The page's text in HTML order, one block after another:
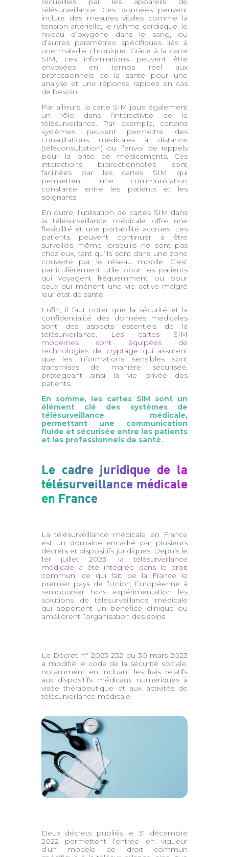
télésurveillance. Ces données peuvent
inclure des mesures vitales comme la
tension artérielle, le rythme cardiaque, le
niveau d’oxygène dans le sang, ou
d’autres paramètres spécifiques liés à
une maladie chronique. Grâce à la carte
SIM, ces informations peuvent être
envoyées en temps réel aux
professionnels de la santé pour une
analyse et une réponse rapides en cas
de besoin.
Par ailleurs, la carte SIM joue également
un rôle dans l’interactivité de la
télésurveillance. Par exemple, certains
systèmes peuvent permettre des
consultations médicales à distance
(téléconsultation) ou l’envoi de rappels
pour la prise de médicaments. Ces
interactions bidirectionnelles sont
facilitées par les cartes SIM qui
permettent une communication
constante entre les patients et les
soignants.
En outre, l’utilisation de cartes SIM dans
la télésurveillance médicale offre une
flexibilité et une portabilité accrues. Les
patients peuvent continuer à être
surveillés même lorsqu’ils ne sont pas
chez eux, tant qu’ils sont dans une zone
couverte par le réseau mobile. C’est
particulièrement utile pour les patients
qui voyagent fréquemment ou pour
ceux qui mènent une vie active malgré
leur état de santé.
Enfin, il faut noter que la sécurité et la
confidentialité des données médicales
sont des aspects essentiels de la
télésurveillance. Les cartes SIM
modernes sont équipées de
technologies de cryptage qui assurent
que les informations sensibles sont
transmises de manière sécurisée,
protégeant ainsi la vie privée des
patients.
En somme, les cartes SIM sont un
élément clé des systèmes de
télésurveillance médicale,
permettant une communication
fluide et sécurisée entre les patients
et les professionnels de santé.
Le cadre juridique de la
télésurveillance médicale
en France
La télésurveillance médicale en France
est un domaine encadré par plusieurs
décrets et dispositifs juridiques. Depuis le
1er juillet 2023, la télésurveillance
médicale a été intégrée dans le droit
commun, ce qui fait de la France le
premier pays de l’Union Européenne à
rembourser hors expérimentation les
solutions de télésurveillance médicale
qui apportent un bénéfice clinique ou
améliorent l’organisation des soins.
Le Décret n° 2023-232 du 30 mars 2023
a modifié le code de la sécurité sociale,
notamment en incluant les frais relatifs
aux dispositifs médicaux numériques à
visée thérapeutique et aux activités de
télésurveillance médicale.
Deux décrets publiés le 31 décembre
2022 permettent l’entrée en vigueur
d’un modèle de droit commun